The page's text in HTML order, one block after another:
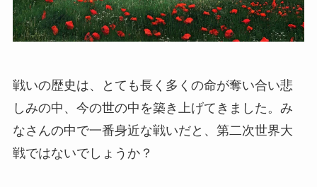
戦いの歴史は、とても長く多くの命が奪い合い悲
しみの中、今の世の中を築き上げてきました。み
なさんの中で一番身近な戦いだと、第二次世界大
戦ではないでしょうか？